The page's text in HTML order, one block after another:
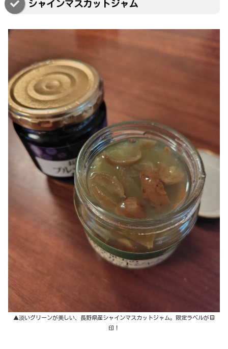
シャインマスカットジャム
▲淡いグリーンが美しい、長野県産シャインマスカットジャム。限定ラベルが目
印！